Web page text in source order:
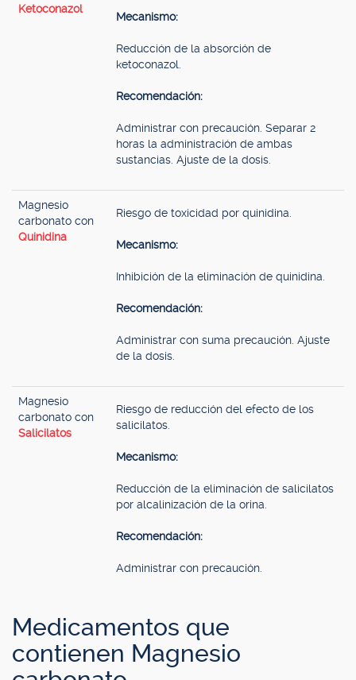
Ketoconazol
Mecanismo:
Reducción de la absorción de
ketoconazol.
Recomendación:
Administrar con precaución. Separar 2
horas la administración de ambas
sustancias. Ajuste de la dosis.
Magnesio
carbonato con
Quinidina
Riesgo de toxicidad por quinidina.
Mecanismo:
Inhibición de la eliminación de quinidina.
Recomendación:
Administrar con suma precaución. Ajuste
de la dosis.
Magnesio
carbonato con
Salicilatos
Riesgo de reducción del efecto de los
salicilatos.
Mecanismo:
Reducción de la eliminación de salicilatos
por alcalinización de la orina.
Recomendación:
Administrar con precaución.
Medicamentos que
contienen Magnesio